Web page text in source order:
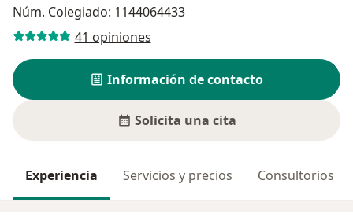
Núm. Colegiado: 1144064433
41 opiniones
Información de contacto
Solicita una cita
Experiencia Servicios y precios Consultorios